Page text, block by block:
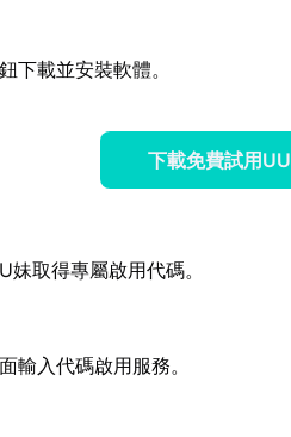
下載並安裝軟體。
下載免費試用UU
取得專屬啟用代碼。
輸入代碼啟用服務。